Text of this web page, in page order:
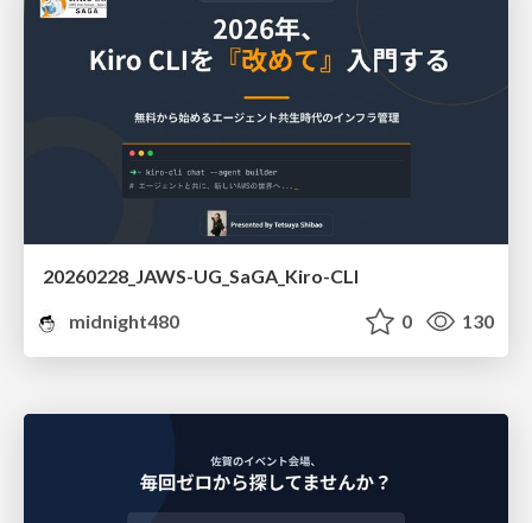
20260228_JAWS-UG_SaGA_Kiro-CLI
midnight480
0 130